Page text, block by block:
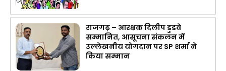
राजगढ़ – आरक्षक दिलीप डुडवे
सम्मानित, आसूचना संकलन में
उल्लेखनीय योगदान पर SP शर्मा ने
किया सम्मान